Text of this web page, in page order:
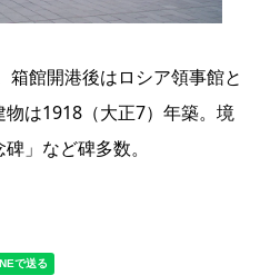
箱館開港後はロシア領事館と
は1918（大正7）年築。境
」など碑多数。